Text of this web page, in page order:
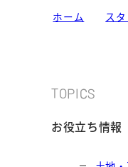
ホーム ス
TOPICS
お役立ち情報